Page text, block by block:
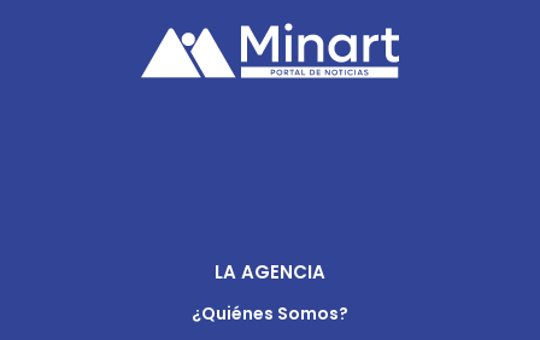
LA AGENCIA
¿Quiénes Somos?